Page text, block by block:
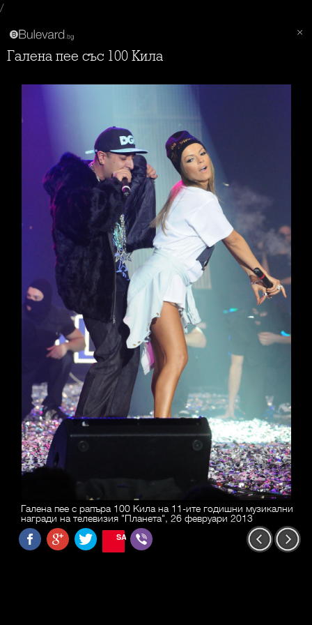
/
Галена пее със 100 Кила
Галена пее с рапъра 100 Кила на 11-ите годишни музикални
награди на телевизия "Планета", 26 февруари 2013
SAVE